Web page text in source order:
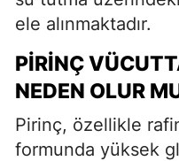
ele alınmaktadır.
PIRINÇ
NEDEN OLUR
Pirinç, özellikle
formunda yüksek